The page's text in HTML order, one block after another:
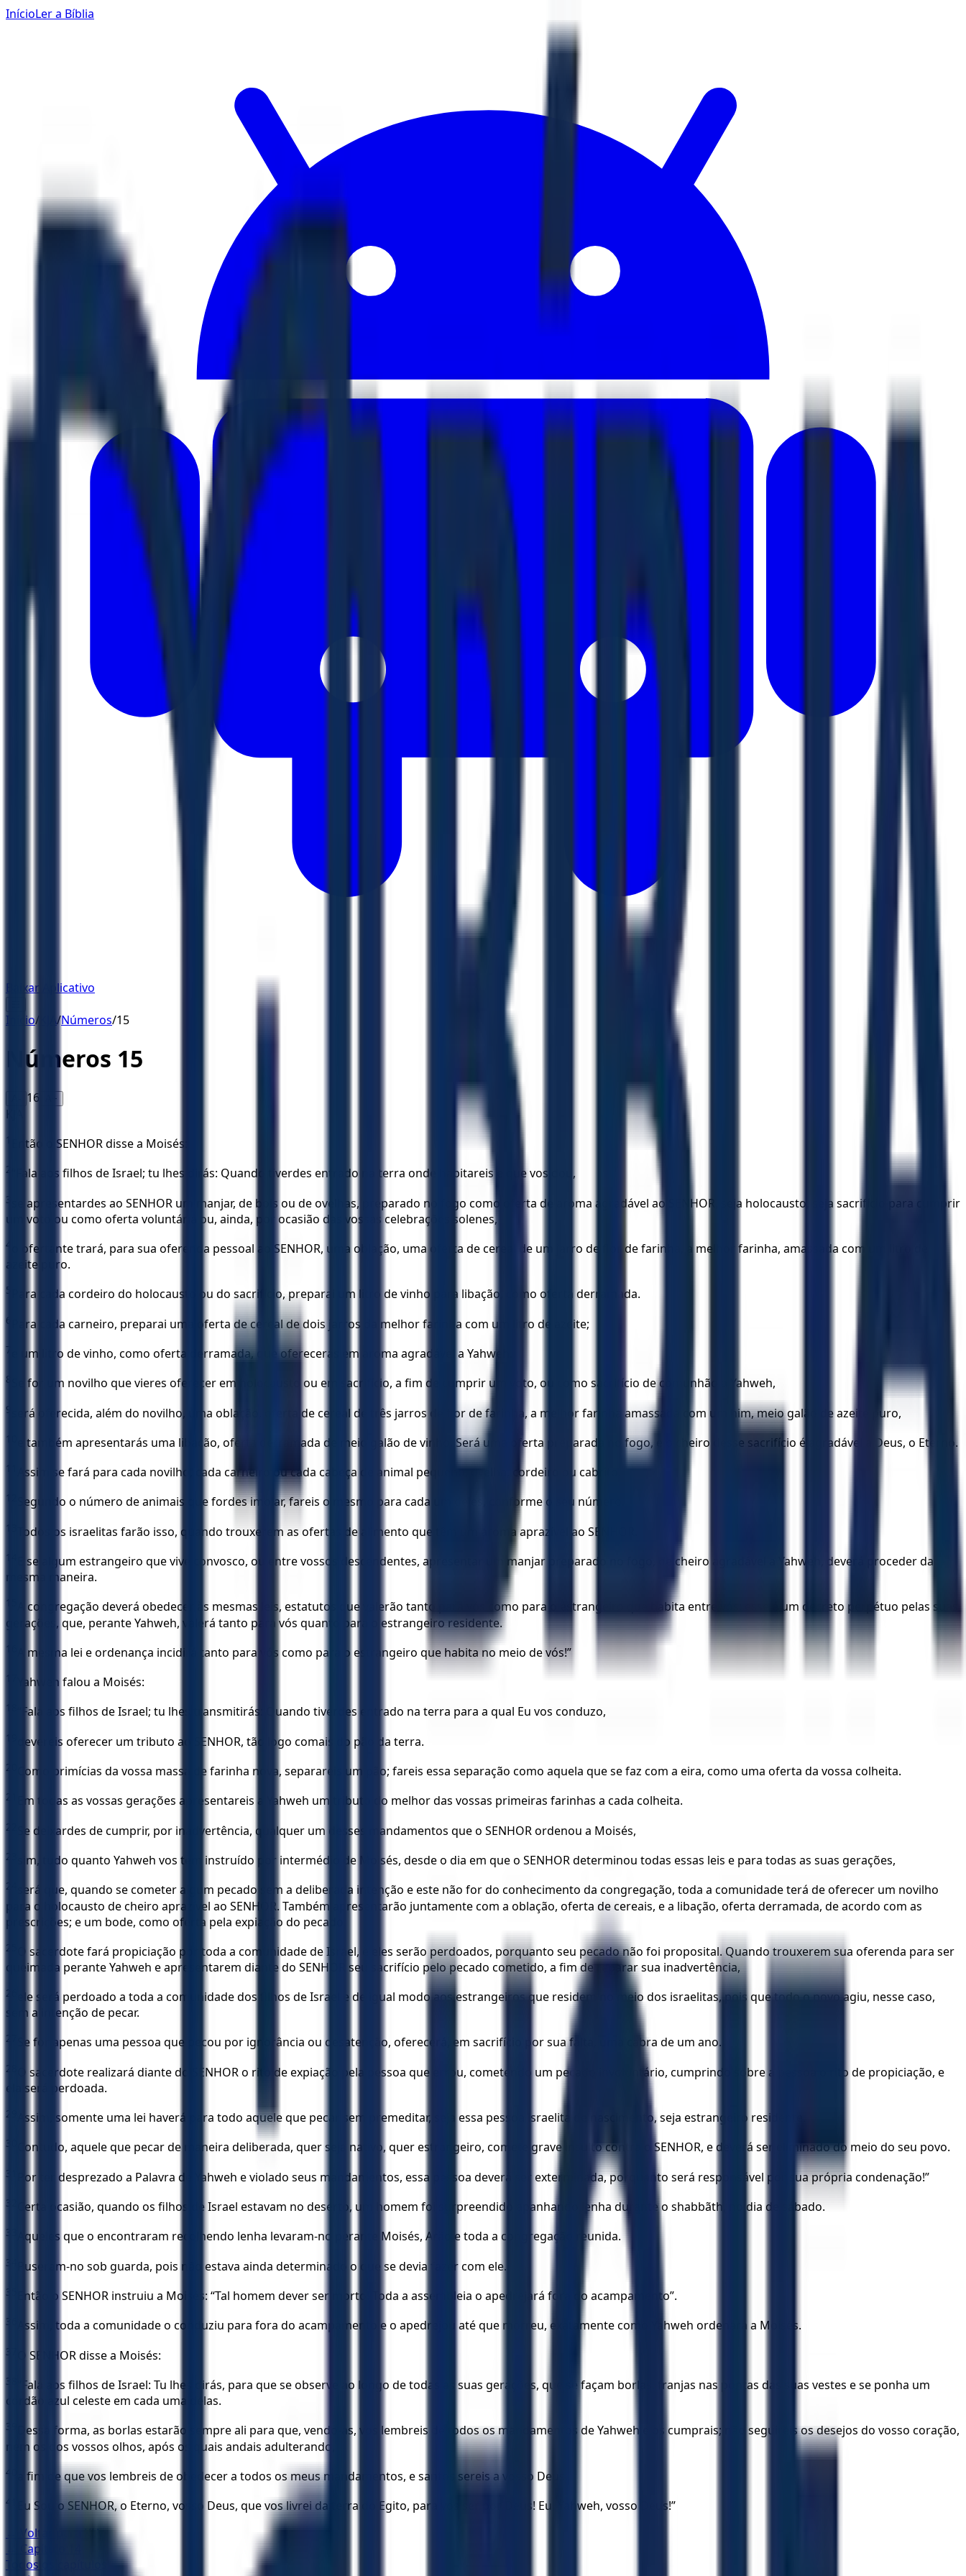
InícioLer a Bíblia
Baixar Aplicativo
Início/ KJA/Números/15
Números 15
16 A+
KJA
1 Então o SENHOR disse a Moisés:
2 “Fala aos filhos de Israel; tu lhes dirás: Quando tiverdes entrado na terra onde habitareis e que vos dou,
3
se apresentardes ao SENHOR um manjar, de bois ou de ovelhas, preparado no fogo como oferta de aroma agradável ao SENHOR, seja holocausto, seja sacrifício para cumprir
um voto ou como oferta voluntária ou, ainda, por ocasião das vossas celebrações solenes,
4
o ofertante trará, para sua oferenda pessoal ao SENHOR, uma oblação, uma oferta de cereal de um jarro de flor de farinha, a melhor farinha, amassada com um litro de
azeite puro.
5 Para cada cordeiro do holocausto ou do sacrifício, preparai um litro de vinho para libação, como oferta derramada.
6 Para cada carneiro, preparai uma oferta de cereal de dois jarros da melhor farinha com um litro de azeite;
7 e um litro de vinho, como oferta derramada, que oferecerás em aroma agradável a Yahweh.
8 Se for um novilho que vieres oferecer em holocausto ou em sacrifício, a fim de cumprir um voto, ou como sacrifício de comunhão a Yahweh,
9 será oferecida, além do novilho, uma oblação, oferta de cereal de três jarros de flor de farinha, a melhor farinha amassada com um him, meio galão de azeite puro,
10 e também apresentarás uma libação, oferta derramada de meio galão de vinho. Será uma oferta preparada no fogo, e o cheiro desse sacrifício é agradável a Deus, o Eterno.
11 Assim se fará para cada novilho, cada carneiro ou cada cabeça de animal pequeno, ovelha, cordeiro ou cabrito.
12 Segundo o número de animais que fordes imolar, fareis o mesmo para cada um deles, conforme o seu número.
13 Todos os israelitas farão isso, quando trouxerem as ofertas de alimento que têm um aroma aprazível ao SENHOR.
14
E se algum estrangeiro que vive convosco, ou entre vossos descendentes, apresentar um manjar preparado no fogo, de cheiro agradável a Yahweh, deverá proceder da
mesma maneira.
15
A congregação deverá obedecer às mesmas leis, estatutos que valerão tanto para vós como para o estrangeiro que habita entre vós; esse é um decreto perpétuo pelas suas
gerações, que, perante Yahweh, valerá tanto para vós quanto para o estrangeiro residente.
16 A mesma lei e ordenança incidirá tanto para vós como para o estrangeiro que habita no meio de vós!”
17 Yahweh falou a Moisés:
18 “Fala aos filhos de Israel; tu lhes transmitirás: Quando tiverdes entrado na terra para a qual Eu vos conduzo,
19 devereis oferecer um tributo ao SENHOR, tão logo comais do pão da terra.
20 Como primícias da vossa massa de farinha nova, separareis um pão; fareis essa separação como aquela que se faz com a eira, como uma oferta da vossa colheita.
21 Em todas as vossas gerações apresentareis a Yahweh um tributo do melhor das vossas primeiras farinhas a cada colheita.
22 Se deixardes de cumprir, por inadvertência, qualquer um desses mandamentos que o SENHOR ordenou a Moisés,
23 sim, tudo quanto Yahweh vos tem instruído por intermédio de Moisés, desde o dia em que o SENHOR determinou todas essas leis e para todas as suas gerações,
24
será que, quando se cometer algum pecado sem a deliberada intenção e este não for do conhecimento da congregação, toda a comunidade terá de oferecer um novilho
para o holocausto de cheiro aprazível ao SENHOR. Também apresentarão juntamente com a oblação, oferta de cereais, e a libação, oferta derramada, de acordo com as
prescrições; e um bode, como oferta pela expiação do pecado.
25
O sacerdote fará propiciação por toda a comunidade de Israel, e eles serão perdoados, porquanto seu pecado não foi proposital. Quando trouxerem sua oferenda para ser
queimada perante Yahweh e apresentarem diante do SENHOR seu sacrifício pelo pecado cometido, a fim de reparar sua inadvertência,
26
ele será perdoado a toda a comunidade dos filhos de Israel e de igual modo aos estrangeiros que residem no meio dos israelitas, pois que todo o povo agiu, nesse caso,
sem a intenção de pecar.
27 Se for apenas uma pessoa que pecou por ignorância ou desatenção, oferecerá, em sacrifício por sua falta, uma cabra de um ano.
28
O sacerdote realizará diante do SENHOR o rito de expiação pela pessoa que errou, cometendo um pecado involuntário, cumprindo sobre a pessoa o rito de propiciação, e
ela será perdoada.
29 Assim, somente uma lei haverá para todo aquele que pecar sem premeditar, seja essa pessoa israelita de nascimento, seja estrangeiro residente.
30 Contudo, aquele que pecar de maneira deliberada, quer seja nativo, quer estrangeiro, comete grave insulto contra o SENHOR, e deverá ser eliminado do meio do seu povo.
31 Por ter desprezado a Palavra de Yahweh e violado seus mandamentos, essa pessoa deverá ser exterminada, porquanto será responsável por sua própria condenação!”
32 Certa ocasião, quando os filhos de Israel estavam no deserto, um homem foi surpreendido apanhando lenha durante o shabbãth, no dia de sábado.
33 Aqueles que o encontraram recolhendo lenha levaram-no perante Moisés, Arão e toda a congregação reunida.
34 Puseram-no sob guarda, pois não estava ainda determinado o que se devia fazer com ele.
35 Então o SENHOR instruiu a Moisés: “Tal homem dever ser morto! Toda a assembleia o apedrejará fora do acampamento”.
36 Assim, toda a comunidade o conduziu para fora do acampamento e o apedrejou até que morreu, exatamente como Yahweh ordenara a Moisés.
37 O SENHOR disse a Moisés:
38
“Fala aos filhos de Israel: Tu lhes dirás, para que se observe ao longo de todas as suas gerações, que se façam borlas, franjas nas pontas das suas vestes e se ponha um
cordão azul celeste em cada uma delas.
39
Dessa forma, as borlas estarão sempre ali para que, vendo-as, vos lembreis de todos os mandamentos de Yahweh e os cumprais; não seguireis os desejos do vosso coração,
nem os dos vossos olhos, após os quais andais adulterando,
40 a fim de que vos lembreis de obedecer a todos os meus mandamentos, e santos sereis a vosso Deus.
41
Eu Sou o SENHOR, o Eterno, vosso Deus, que vos livrei da terra do Egito, para vos ser por Deus! Eu, Yahweh, vosso Deus!”
← Voltar para
← Capítulo
Todos os capítulos